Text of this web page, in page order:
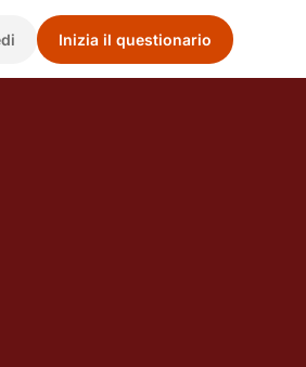
Inizia il questionario